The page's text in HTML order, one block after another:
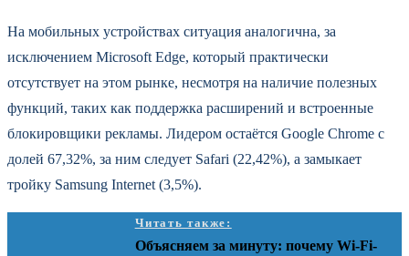
На мобильных устройствах ситуация аналогична, за
исключением Microsoft Edge, который практически
отсутствует на этом рынке, несмотря на наличие полезных
функций, таких как поддержка расширений и встроенные
блокировщики рекламы. Лидером остаётся Google Chrome с
долей 67,32%, за ним следует Safari (22,42%), а замыкает
тройку Samsung Internet (3,5%).
Читать также:
Объясняем за минуту: почему Wi-Fi-